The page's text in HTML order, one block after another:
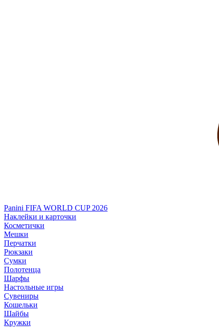
Panini FIFA WORLD CUP 2026
Наклейки и карточки
Косметички
Мешки
Перчатки
Рюкзаки
Сумки
Полотенца
Шарфы
Настольные игры
Сувениры
Кошельки
Шайбы
Кружки